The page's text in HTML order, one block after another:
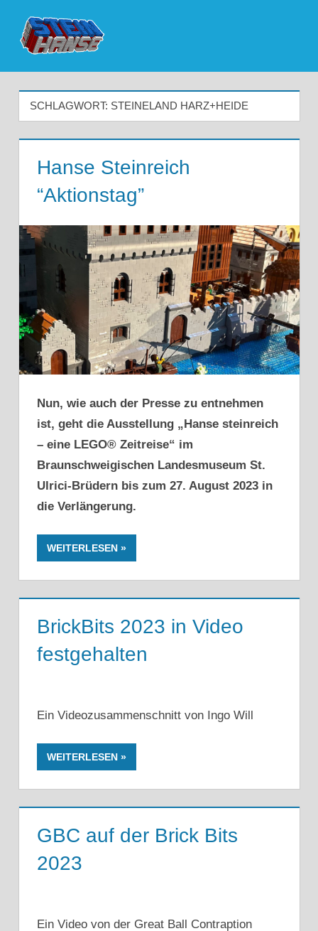
Inhalt
springen
Die
LEGO
User
Group
Deutschlands
SCHLAGWORT: STEINELAND HARZ+HEIDE
Hanse Steinreich
“Aktionstag”
Nun, wie auch der Presse zu entnehmen
ist, geht die Ausstellung „Hanse steinreich
– eine LEGO® Zeitreise“ im
Braunschweigischen Landesmuseum St.
Ulrici-Brüdern bis zum 27. August 2023 in
die Verlängerung.
WEITERLESEN
BrickBits 2023 in Video
festgehalten
Ein Videozusammenschnitt von Ingo Will
WEITERLESEN
GBC auf der Brick Bits
2023
Ein Video von der Great Ball Contraption